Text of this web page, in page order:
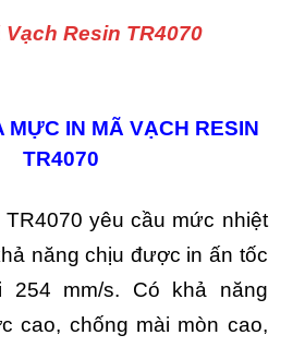
Resin TR4070
MỰC IN MÃ VẠCH RESIN
TR4070
yêu cầu mức nhiệt
năng chịu được in ấn tốc
mm/s. Có khả năng
cao, chống mài mòn cao,